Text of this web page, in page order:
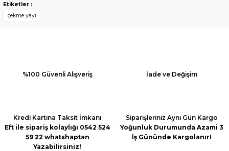
kullanarak tarafımıza iletebilirsiniz.
Görüş ve önerileriniz için teşekkür ederiz.
Ürün bilgilerinde hatalar bulunuyor.
Etiketler :
çekme yayı
%100 Güvenli Alışveriş İade ve Değişim
Kredi Kartına Taksit İmkanı
Eft ile sipariş kolaylığı 0542 524
59 22 whatshaptan
Yazabilirsiniz!
Siparişleriniz Aynı Gün Kargo
Yoğunluk Durumunda Azami 3
İş Gününde Kargolanır!